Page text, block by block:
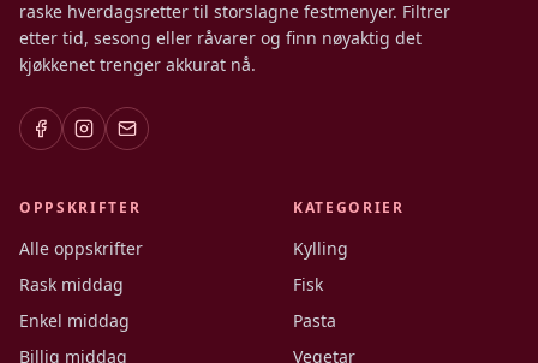
raske hverdagsretter til storslagne festmenyer. Filtrer
etter tid, sesong eller råvarer og finn nøyaktig det
kjøkkenet trenger akkurat nå.
OPPSKRIFTER
Alle oppskrifter
Rask middag
Enkel middag
Billig middag
KATEGORIER
Kylling
Fisk
Pasta
Vegetar